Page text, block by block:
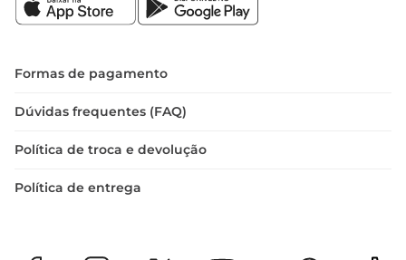
Formas de pagamento
Dúvidas frequentes (FAQ)
Política de troca e devolução
Política de entrega